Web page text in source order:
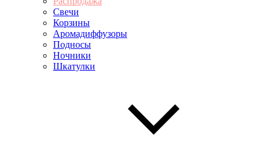
Свечи
Корзины
Аромадиффузоры
Подносы
Ночники
Шкатулки